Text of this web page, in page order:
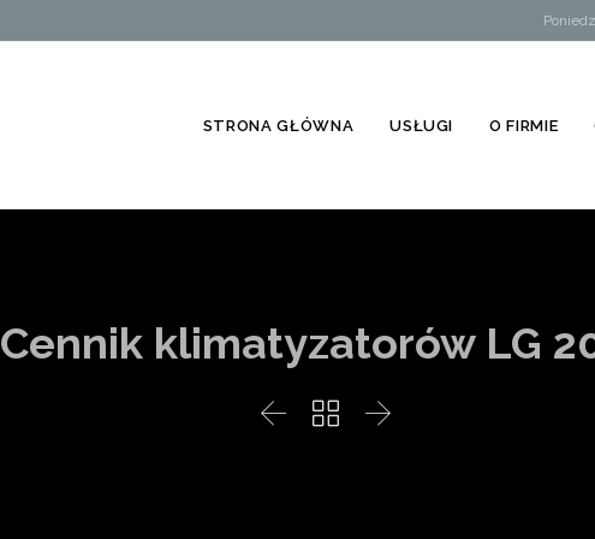
STRONA GŁÓWNA USŁUGI O FIRMIE
Cennik klimatyzatorów LG
  